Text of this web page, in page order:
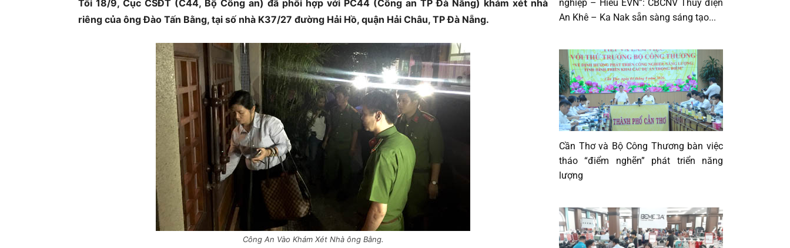
Ủ
Tối 18/9, Cục CSĐT (C44, Bộ Công an) đã phối hợp với PC44 (Công an TP Đà Nẵng) khám xét nhà
riêng của ông Đào Tấn Bằng, tại số nhà K37/27 đường Hải Hồ, quận Hải Châu, TP Đà Nẵng.
Công An Vào Khám Xét Nhà ông Bằng.
nghiệp – Hiểu EVN”: CBCNV Thủy điện
An Khê – Ka Nak sẵn sàng sáng tạo...
Cần Thơ và Bộ Công Thương bàn việc
tháo “điểm nghẽn” phát triển năng
lượng